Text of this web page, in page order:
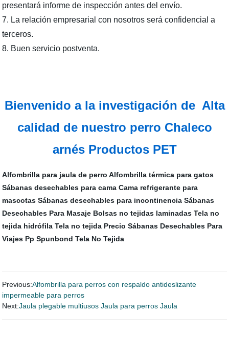
presentará informe de inspección antes del envío.
7. La relación empresarial con nosotros será confidencial a
terceros.
8. Buen servicio postventa.
Bienvenido a la investigación de Alta
calidad de nuestro perro Chaleco
arnés Productos PET
Alfombrilla para jaula de perro Alfombrilla térmica para gatos
Sábanas desechables para cama Cama refrigerante para
mascotas Sábanas desechables para incontinencia Sábanas
Desechables Para Masaje Bolsas no tejidas laminadas Tela no
tejida hidrófila Tela no tejida Precio Sábanas Desechables Para
Viajes Pp Spunbond Tela No Tejida
Previous:Alfombrilla para perros con respaldo antideslizante
impermeable para perros
Next:Jaula plegable multiusos Jaula para perros Jaula